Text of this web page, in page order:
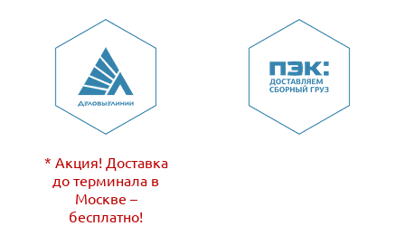
* Акция! Доставка
до терминала в
Москве –
бесплатно!